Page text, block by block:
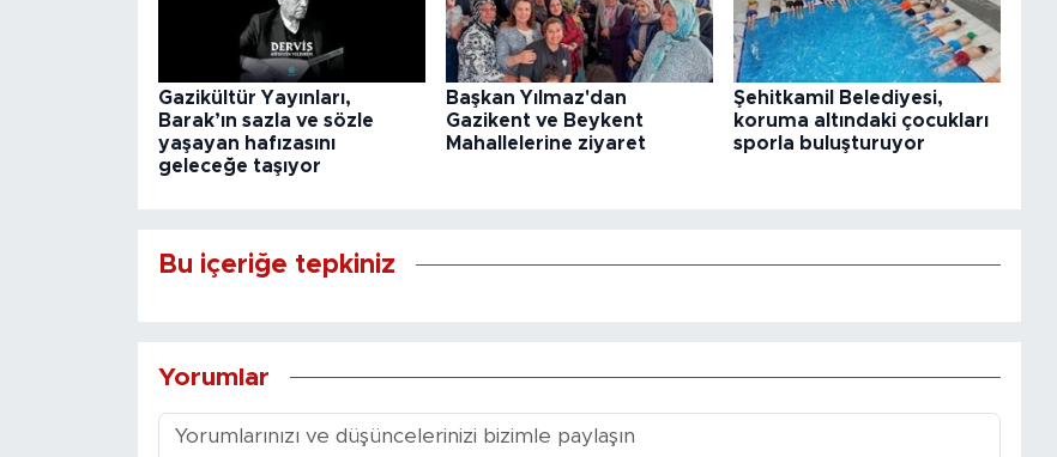
Gazikültür Yayınları,
Barak’ın sazla ve sözle
yaşayan hafızasını
geleceğe taşıyor
Başkan Yılmaz'dan
Gazikent ve Beykent
Mahallelerine ziyaret
Şehitkamil Belediyesi,
koruma altındaki çocukları
sporla buluşturuyor
Bu içeriğe tepkiniz
Yorumlar